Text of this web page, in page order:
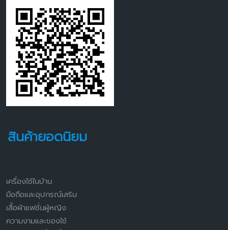
สินค้ายอดนิยม
เครื่องใช้ในบ้าน
มือถือและอุปกรณ์เสริม
เสื้อผ้าแฟชั่นผู้หญิง
ความงามและของใช้